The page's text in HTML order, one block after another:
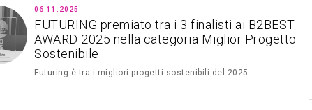
06.11.2025
FUTURING premiato tra i 3 finalisti ai B2BEST
AWARD 2025 nella categoria Miglior Progetto
Sostenibile
Futuring è tra i migliori progetti sostenibili del 2025